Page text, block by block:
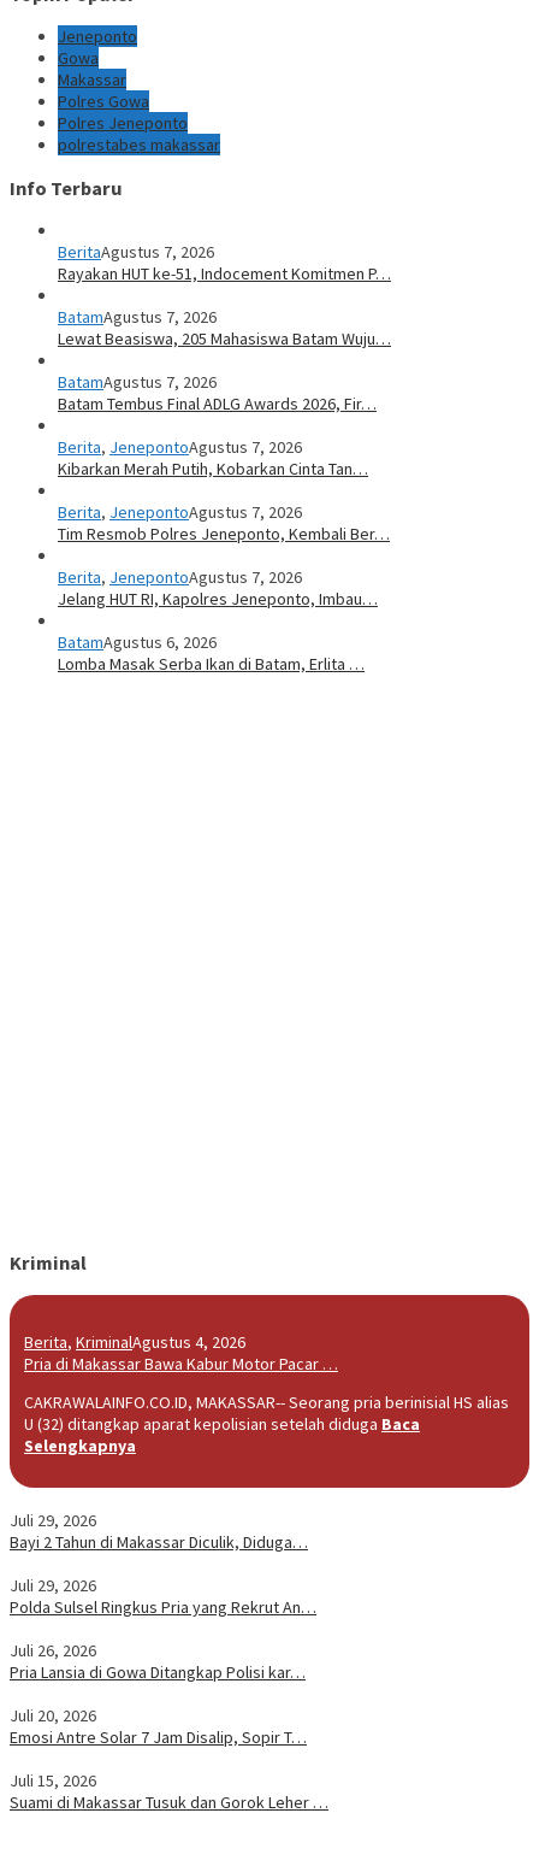
Jeneponto
Gowa
Makassar
Polres Gowa
Polres Jeneponto
polrestabes makassar
Info Terbaru
BeritaAgustus 7, 2026
Rayakan HUT ke-51, Indocement Komitmen P…
BatamAgustus 7, 2026
Lewat Beasiswa, 205 Mahasiswa Batam Wuju…
BatamAgustus 7, 2026
Batam Tembus Final ADLG Awards 2026, Fir…
Berita, JenepontoAgustus 7, 2026
Kibarkan Merah Putih, Kobarkan Cinta Tan…
Berita, JenepontoAgustus 7, 2026
Tim Resmob Polres Jeneponto, Kembali Ber…
Berita, JenepontoAgustus 7, 2026
Jelang HUT RI, Kapolres Jeneponto, Imbau…
BatamAgustus 6, 2026
Lomba Masak Serba Ikan di Batam, Erlita …
Kriminal
Berita, KriminalAgustus 4, 2026
Pria di Makassar Bawa Kabur Motor Pacar …
CAKRAWALAINFO.CO.ID, MAKASSAR-- Seorang pria berinisial HS alias
U (32) ditangkap aparat kepolisian setelah diduga Baca
Selengkapnya
Juli 29, 2026
Bayi 2 Tahun di Makassar Diculik, Diduga…
Juli 29, 2026
Polda Sulsel Ringkus Pria yang Rekrut An…
Juli 26, 2026
Pria Lansia di Gowa Ditangkap Polisi kar…
Juli 20, 2026
Emosi Antre Solar 7 Jam Disalip, Sopir T…
Juli 15, 2026
Suami di Makassar Tusuk dan Gorok Leher …